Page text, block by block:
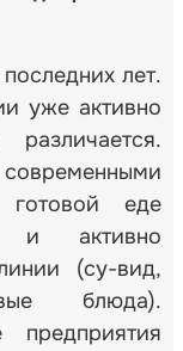
лет.
уже активно
еде
и активно
(су-вид,
блюда).